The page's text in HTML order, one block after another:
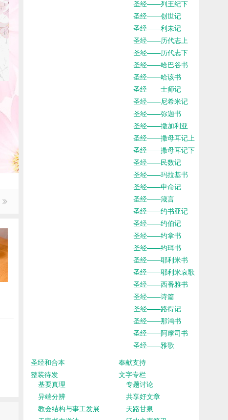
圣经——列王纪下
圣经——创世记
圣经——利未记
圣经——历代志上
圣经——历代志下
圣经——哈巴谷书
圣经——哈该书
圣经——士师记
圣经——尼希米记
圣经——弥迦书
圣经——撒加利亚
圣经——撒母耳记上
圣经——撒母耳记下
圣经——民数记
圣经——玛拉基书
圣经——申命记
圣经——箴言
圣经——约书亚记
圣经——约伯记
圣经——约拿书
圣经——约珥书
圣经——耶利米书
圣经——耶利米哀歌
圣经——西番雅书
圣经——诗篇
圣经——路得记
圣经——那鸿书
圣经——阿摩司书
圣经——雅歌
圣经和合本
奉献支持
整装待发
基要真理
异端分辨
教会结构与事工发展
文字专栏
专题讨论
共享好文章
天路甘泉